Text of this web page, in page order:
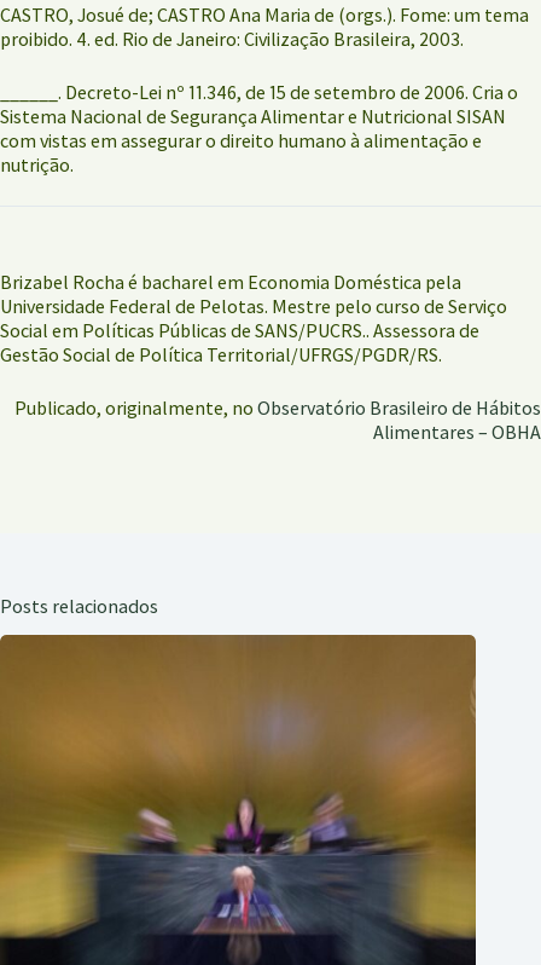
CASTRO, Josué de; CASTRO Ana Maria de (orgs.). Fome: um tema
proibido. 4. ed. Rio de Janeiro: Civilização Brasileira, 2003.
______. Decreto-Lei nº 11.346, de 15 de setembro de 2006. Cria o
Sistema Nacional de Segurança Alimentar e Nutricional SISAN
com vistas em assegurar o direito humano à alimentação e
nutrição.
Brizabel Rocha é bacharel em Economia Doméstica pela
Universidade Federal de Pelotas. Mestre pelo curso de Serviço
Social em Políticas Públicas de SANS/PUCRS.. Assessora de
Gestão Social de Política Territorial/UFRGS/PGDR/RS.
Publicado, originalmente, no Observatório Brasileiro de Hábitos
Alimentares – OBHA
Posts relacionados